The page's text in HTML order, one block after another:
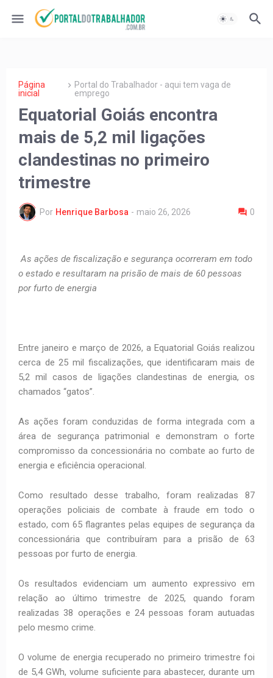
Página
inicial
Portal do Trabalhador - aqui tem vaga de
emprego
Equatorial Goiás encontra
mais de 5,2 mil ligações
clandestinas no primeiro
trimestre
Por Henrique Barbosa - maio 26, 2026 0
As ações de fiscalização e segurança ocorreram em todo
o estado e resultaram na prisão de mais de 60 pessoas
por furto de energia
Entre janeiro e março de 2026, a Equatorial Goiás realizou
cerca de 25 mil fiscalizações, que identificaram mais de
5,2 mil casos de ligações clandestinas de energia, os
chamados “gatos”.
As ações foram conduzidas de forma integrada com a
área de segurança patrimonial e demonstram o forte
compromisso da concessionária no combate ao furto de
energia e eficiência operacional.
Como resultado desse trabalho, foram realizadas 87
operações policiais de combate à fraude em todo o
estado, com 65 flagrantes pelas equipes de segurança da
concessionária que contribuíram para a prisão de 63
pessoas por furto de energia.
Os resultados evidenciam um aumento expressivo em
relação ao último trimestre de 2025, quando foram
realizadas 38 operações e 24 pessoas foram autuadas
pelo mesmo crime.
O volume de energia recuperado no primeiro trimestre foi
de 5,4 GWh, volume suficiente para abastecer, durante um